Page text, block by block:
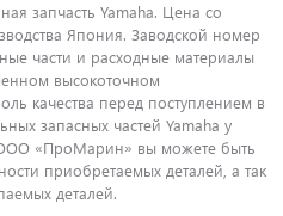
запчасть Yamaha. Цена со
Япония. Заводской номер
части и расходные материалы
высокоточном
качества перед поступлением в
запасных частей Yamaha у
«ПроМарин» вы можете быть
приобретаемых деталей, а так
деталей.